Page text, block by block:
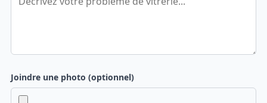
Joindre une photo (optionnel)